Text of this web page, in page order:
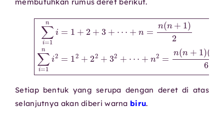
∑i=1ni=1+2+3+⋯
+n=n(n+1)2∑i=1ni2=12+22+32+⋯
+n2=n(n+1)(2n+1)6
Setiap bentuk yang serupa dengan deret di atas
selanjutnya akan diberi warna biru.